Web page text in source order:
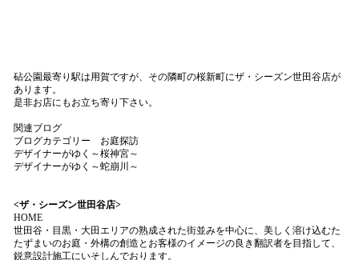
砧公園最寄り駅は用賀ですが、その隣町の桜新町にザ・シーズン世田谷店が
あります。
是非お店にもお立ち寄り下さい。
関連ブログ
ブログカテゴリー お庭探訪
デザイナーがゆく～桜神宮～
デザイナーがゆく～蛇崩川～
<ザ・シーズン世田谷店>
HOME
世田谷・目黒・大田エリアの熟成された街並みを中心に、美しく溶け込むた
たずまいのお庭・外構の創造とお客様のイメージの良き翻訳者を目指して、
鋭意設計施工にいそしんでおります。